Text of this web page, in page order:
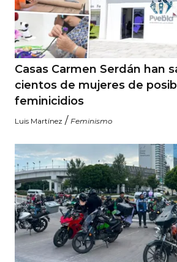
Casas Carmen Serdán han
cientos de mujeres de
feminicidios
Luis Martínez / Feminismo